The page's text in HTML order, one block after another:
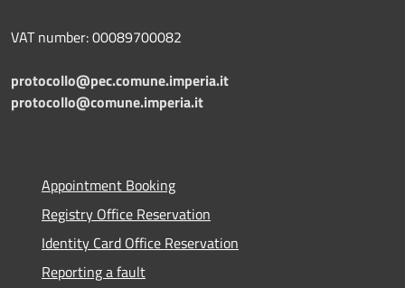
VAT number: 00089700082
protocollo@pec.comune.imperia.it
protocollo@comune.imperia.it
Appointment Booking
Registry Office Reservation
Identity Card Office Reservation
Reporting a fault